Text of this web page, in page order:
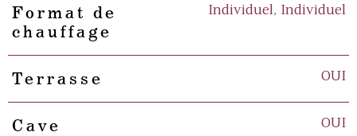
Format de
chauffage
Individuel, Individuel
Terrasse OUI
Cave OUI